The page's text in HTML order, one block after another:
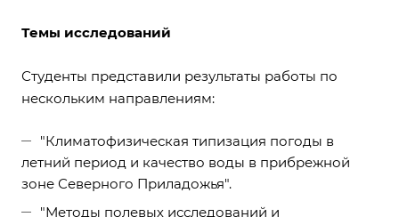
Темы исследований
Студенты представили результаты работы по
нескольким направлениям:
"Климатофизическая типизация погоды в
летний период и качество воды в прибрежной
зоне Северного Приладожья".
"Методы полевых исследований и